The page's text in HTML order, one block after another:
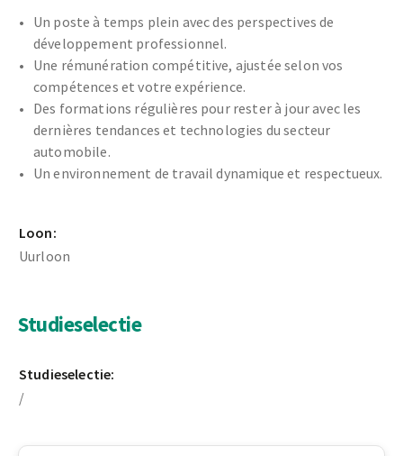
Un poste à temps plein avec des perspectives de
développement professionnel.
Une rémunération compétitive, ajustée selon vos
compétences et votre expérience.
Des formations régulières pour rester à jour avec les
dernières tendances et technologies du secteur
automobile.
Un environnement de travail dynamique et respectueux.
Loon:
Uurloon
Studieselectie
Studieselectie:
/